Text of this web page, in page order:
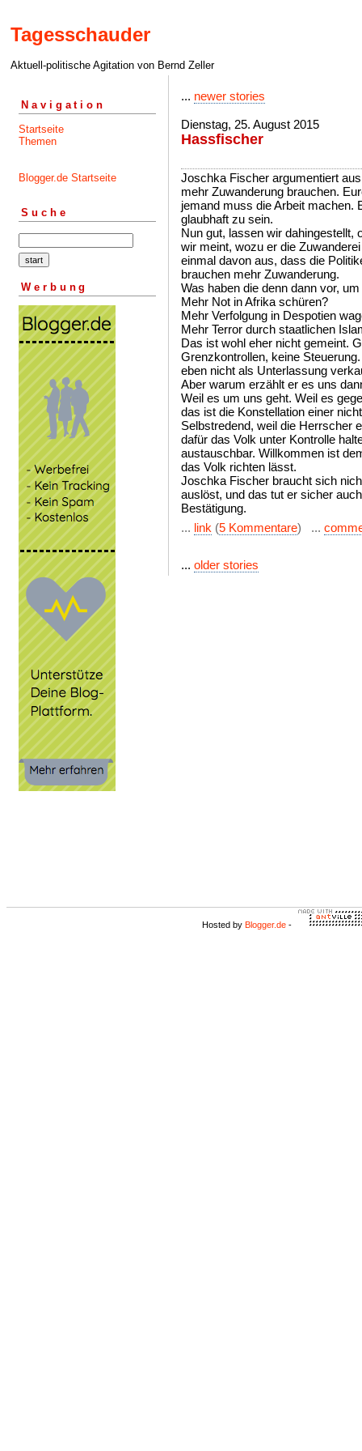
Tagesschauder
Aktuell-politische Agitation von Bernd Zeller
Navigation
Startseite
Themen
Blogger.de Startseite
Suche
Werbung
... newer stories
Dienstag, 25. August 2015
Hassfischer
Joschka Fischer argumentiert
mehr Zuwanderung brauchen.
jemand muss die Arbeit machen.
glaubhaft zu sein.
Nun gut, lassen wir dahingestellt,
wir meint, wozu er die
einmal davon aus, dass die
brauchen mehr Zuwanderung.
Was haben die denn dann vor,
Mehr Not in Afrika schüren?
Mehr Verfolgung in Despotien
Mehr Terror durch staatlichen
Das ist wohl eher nicht gemeint.
Grenzkontrollen, keine
eben nicht als Unterlassung
Aber warum erzählt er es uns
Weil es um uns geht. Weil es
das ist die Konstellation einer
Selbstredend, weil die Herrscher
dafür das Volk unter Kontrolle
austauschbar. Willkommen ist
das Volk richten lässt.
Joschka Fischer braucht sich
auslöst, und das tut er sicher
Bestätigung.
... link (5 Kommentare) ...
... older stories
Hosted by Blogger.de -